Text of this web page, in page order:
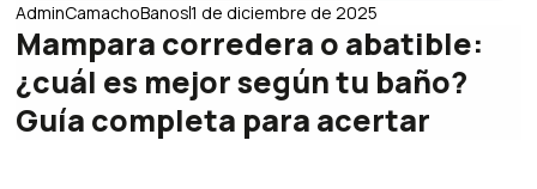
AdminCamachoBanos1 de diciembre de 2025
Mampara corredera o abatible:
¿cuál es mejor según tu baño?
Guía completa para acertar